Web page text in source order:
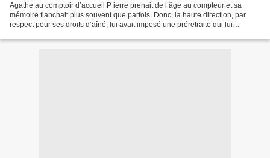
Agathe au comptoir d’accueil P ierre prenait de l’âge au compteur et sa
mémoire flanchait plus souvent que parfois. Donc, la haute direction, par
respect pour ses droits d’aîné, lui avait imposé une préretraite qui lui